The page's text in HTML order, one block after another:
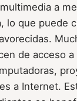
a
lo que puede
de acceso
a Internet.